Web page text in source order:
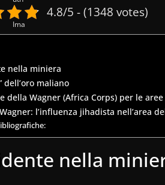
4.8/5 - (1348 votes)
nella miniera
dell’oro maliano
della Wagner (Africa Corps) per le
l’influenza jihadista nell’area
nella